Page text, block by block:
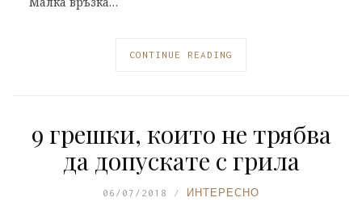
CONTINUE READING
9 грешки, които не трябва
да допускате с грила
06/07/2018 ИНТЕРЕСНО